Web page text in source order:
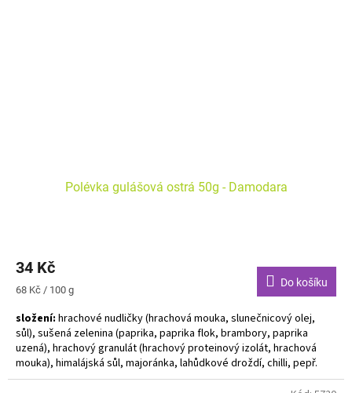
Polévka gulášová ostrá 50g - Damodara
34 Kč
Měrná
68 Kč / 100 g
Do košíku
složení: hrachové nudličky (hrachová mouka, slunečnicový olej,
sůl), sušená zelenina (paprika, paprika flok, brambory, paprika
uzená), hrachový granulát (hrachový proteinový izolát, hrachová
mouka), himalájská sůl, majoránka, lahůdkové droždí, chilli, pepř.